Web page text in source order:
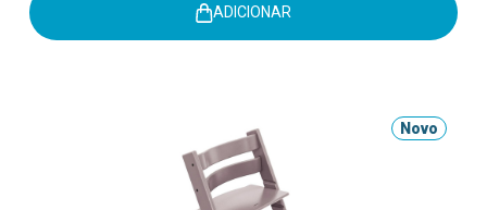
ADICIONAR
Novo